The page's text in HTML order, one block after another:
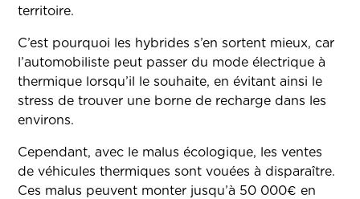
territoire.
C’est pourquoi les hybrides s’en sortent mieux, car
l’automobiliste peut passer du mode électrique à
thermique lorsqu’il le souhaite, en évitant ainsi le
stress de trouver une borne de recharge dans les
environs.
Cependant, avec le malus écologique, les ventes
de véhicules thermiques sont vouées à disparaître.
Ces malus peuvent monter jusqu’à 50 000€ en